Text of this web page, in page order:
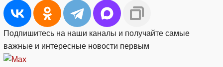
Подпишитесь на наши каналы и получайте самые
важные и интересные новости первым